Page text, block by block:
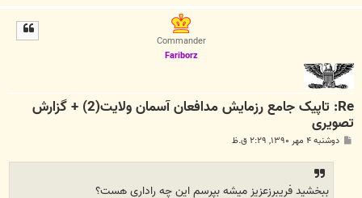
Commander
Fariborz
Re: تاپیک جامع رزمایش مدافعان آسمان ولايت(2) + گزارش
تصویری
دوشنبه ۴ مهر ۱۳۹۰, ۲:۲۹ ق.ظ
ببخشید فریبرزعزیز میشه بپرسم این چه راداری هست؟